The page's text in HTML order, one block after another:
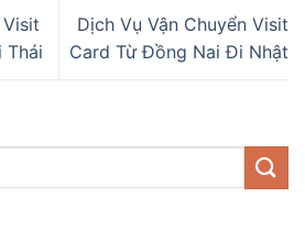
Thái
Dịch Vụ Vận Chuyển Visit
Card Từ Đồng Nai Đi Nhật